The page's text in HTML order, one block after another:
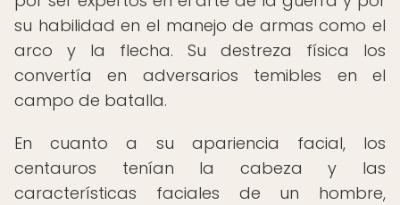
su habilidad en el manejo de armas como el
arco y la flecha. Su destreza física los
convertía en adversarios temibles en el
campo de batalla.
En cuanto a su apariencia facial, los
centauros tenían la cabeza y las
características faciales de un hombre,